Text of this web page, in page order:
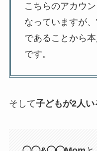
こちらのアカウ
なっていますが
であることから
です。
そして子どもが2人い